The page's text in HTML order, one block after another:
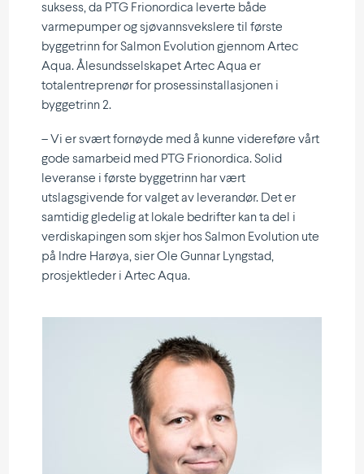
suksess, da PTG Frionordica leverte både
varmepumper og sjøvannsvekslere til første
byggetrinn for Salmon Evolution gjennom Artec
Aqua. Ålesundsselskapet Artec Aqua er
totalentreprenør for prosessinstallasjonen i
byggetrinn 2.
– Vi er svært fornøyde med å kunne videreføre vårt
gode samarbeid med PTG Frionordica. Solid
leveranse i første byggetrinn har vært
utslagsgivende for valget av leverandør. Det er
samtidig gledelig at lokale bedrifter kan ta del i
verdiskapingen som skjer hos Salmon Evolution ute
på Indre Harøya, sier Ole Gunnar Lyngstad,
prosjektleder i Artec Aqua.